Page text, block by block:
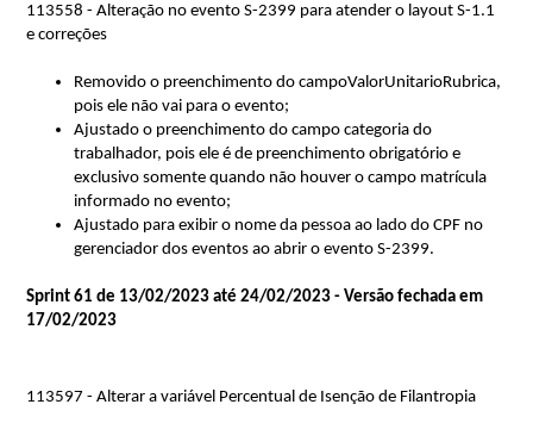
113558 - Alteração no evento S-2399 para atender o layout S-1.1
e correções
Removido o preenchimento do campoValorUnitarioRubrica,
pois ele não vai para o evento;
Ajustado o preenchimento do campo categoria do
trabalhador, pois ele é de preenchimento obrigatório e
exclusivo somente quando não houver o campo matrícula
informado no evento;
Ajustado para exibir o nome da pessoa ao lado do CPF no
gerenciador dos eventos ao abrir o evento S-2399.
Sprint 61 de 13/02/2023 até 24/02/2023 - Versão fechada em
17/02/2023
113597 - Alterar a variável Percentual de Isenção de Filantropia